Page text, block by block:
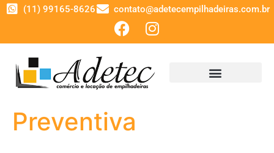
(11) 99165-8626 contato@adetecempilhadeiras.com.br
Preventiva